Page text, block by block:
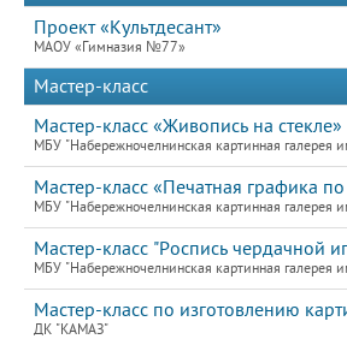
Проект «Культдесант»
МАОУ «Гимназия №77»
Мастер-класс
Мастер-класс «Живопись на стекле»
МБУ "Набережночелнинская картинная галерея
Мастер-класс «Печатная графика
МБУ "Набережночелнинская картинная галерея
Мастер-класс "Роспись чердачной
МБУ "Набережночелнинская картинная галерея
Мастер-класс по изготовлению
ДК "КАМАЗ"